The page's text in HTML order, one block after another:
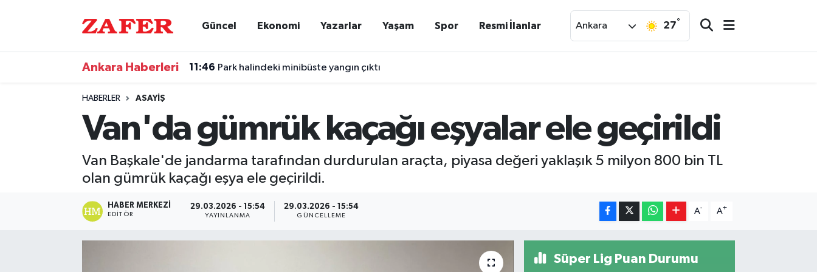
Güncel Ekonomi Yazarlar Yaşam Spor Resmi İlanlar Ankara 27°
Ankara Haberleri 11:46 Park halindeki minibüste yangın çıktı
HABERLER ASAYIŞ
Van'da gümrük kaçağı eşyalar ele geçirildi
Van Başkale'de jandarma tarafından durdurulan araçta, piyasa değeri yaklaşık 5 milyon 800 bin TL
olan gümrük kaçağı eşya ele geçirildi.
HABER MERKEZI
EDITÖR
29.03.2026 - 15:54
YAYINLANMA
29.03.2026 - 15:54
GÜNCELLEME
A- A+
Süper Lig Puan Durumu
Trafik Durumu
Süper Lig Puan Durumu ve Fikstür
Tüm Manşetler